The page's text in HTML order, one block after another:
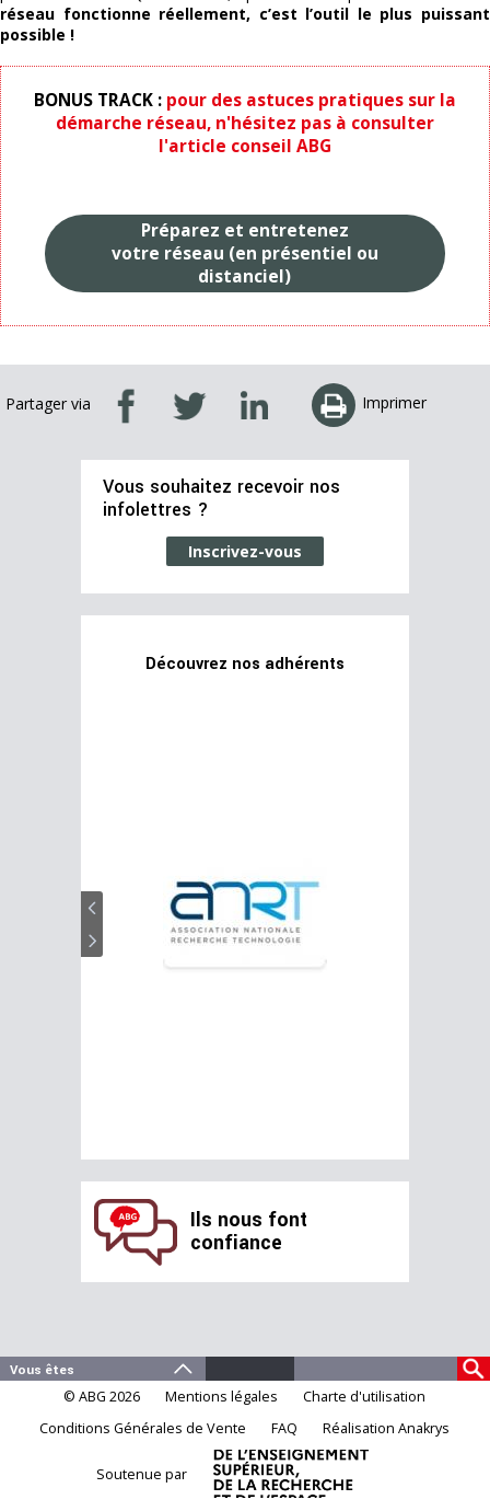
réseau fonctionne réellement, c’est l’outil le plus puissant
possible !
BONUS TRACK : pour des astuces pratiques sur la
démarche réseau, n'hésitez pas à consulter
l'article conseil ABG
Préparez et entretenez
votre réseau (en présentiel ou
distanciel)
Partager via Imprimer
Vous souhaitez recevoir nos
infolettres ?
Inscrivez-vous
Découvrez nos adhérents
Ils nous font
confiance
© ABG 2026 Mentions légales
Charte d'utilisation
Conditions Générales de Vente
FAQ Réalisation Anakrys
Soutenue par